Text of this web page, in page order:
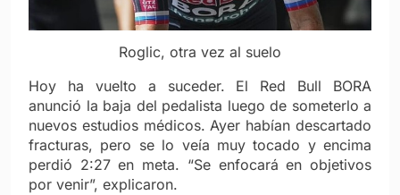
Roglic, otra vez al suelo
Hoy ha vuelto a suceder. El Red Bull BORA
anunció la baja del pedalista luego de someterlo a
nuevos estudios médicos. Ayer habían descartado
fracturas, pero se lo veía muy tocado y encima
perdió 2:27 en meta. “Se enfocará en objetivos
por venir”, explicaron.